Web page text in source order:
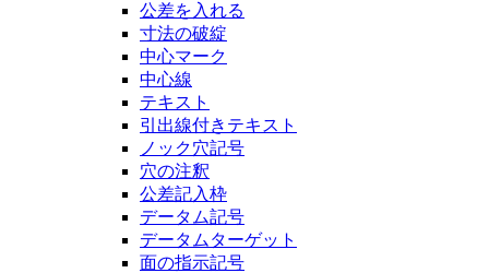
公差を入れる
寸法の破綻
中心マーク
中心線
テキスト
引出線付きテキスト
ノック穴記号
穴の注釈
公差記入枠
データム記号
データムターゲット
面の指示記号